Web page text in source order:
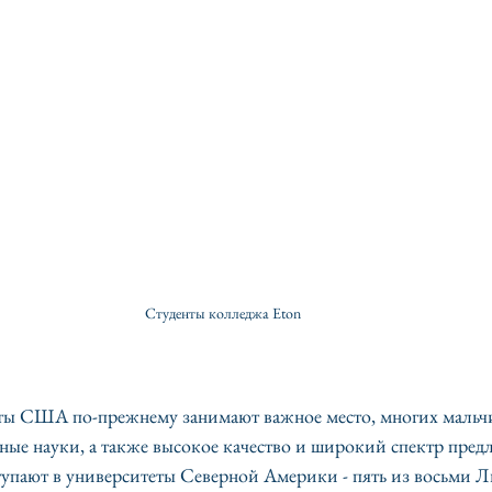
Студенты колледжа Eton
США по-прежнему занимают важное место, многих
науки, а также высокое качество и широкий спектр
в университеты Северной Америки - пять из восьми